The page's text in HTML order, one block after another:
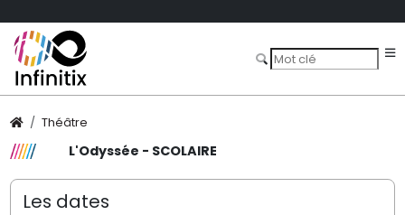
Théâtre
L'Odyssée - SCOLAIRE
Les dates